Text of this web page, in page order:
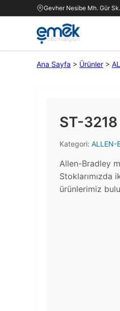
Gevher Nesibe Mh. Gür
Ana Sayfa > Ürünler >
ST-3218
Kategori: ALLEN-
Allen-Bradley
Stoklarımızda
ürünlerimiz